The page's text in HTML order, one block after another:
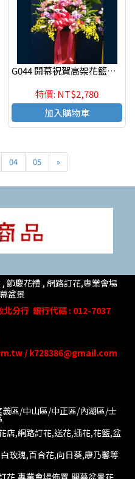
G044 開幕祝賀高架花籃、開幕藝術花籃 慶祝榮陞、開幕喬遷(一個)
特價: NT$2,780
加入購物車
04 05 »
節慶花禮 , 網路訂花,專業會場
盆景
北分行 銀行代碼 : 012-7037
/ k728386@gmail.com
區/中山區/中正區/內湖區/士
店,網路訂花,送花,插花,花籃,盆
玫瑰,百合花,向日葵,康乃馨等